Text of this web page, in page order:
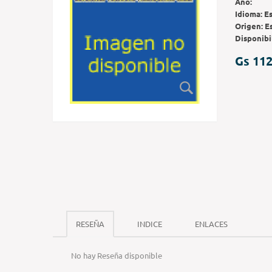
Idioma:
Origen:
Gs
RESEÑA INDICE ENLACES
No hay Reseña disponible